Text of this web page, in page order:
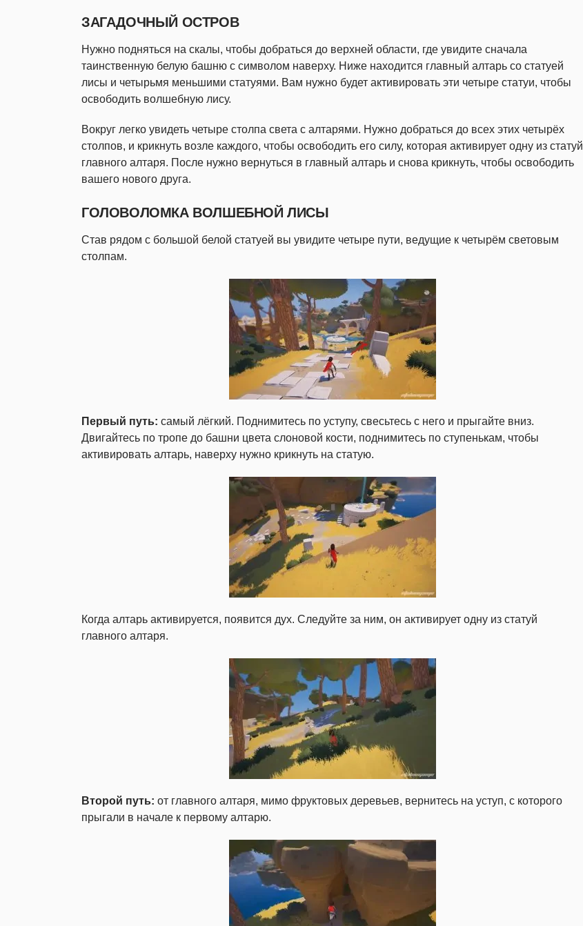
ЗАГАДОЧНЫЙ ОСТРОВ
Нужно подняться на скалы, чтобы добраться до верхней области, где увидите сначала
таинственную белую башню с символом наверху. Ниже находится главный алтарь со статуей
лисы и четырьмя меньшими статуями. Вам нужно будет активировать эти четыре статуи, чтобы
освободить волшебную лису.
Вокруг легко увидеть четыре столпа света с алтарями. Нужно добраться до всех этих четырёх
столпов, и крикнуть возле каждого, чтобы освободить его силу, которая активирует одну из статуй
главного алтаря. После нужно вернуться в главный алтарь и снова крикнуть, чтобы освободить
вашего нового друга.
ГОЛОВОЛОМКА ВОЛШЕБНОЙ ЛИСЫ
Став рядом с большой белой статуей вы увидите четыре пути, ведущие к четырём световым
столпам.
Первый путь: самый лёгкий. Поднимитесь по уступу, свесьтесь с него и прыгайте вниз.
Двигайтесь по тропе до башни цвета слоновой кости, поднимитесь по ступенькам, чтобы
активировать алтарь, наверху нужно крикнуть на статую.
Когда алтарь активируется, появится дух. Следуйте за ним, он активирует одну из статуй
главного алтаря.
Второй путь: от главного алтаря, мимо фруктовых деревьев, вернитесь на уступ, с которого
прыгали в начале к первому алтарю.